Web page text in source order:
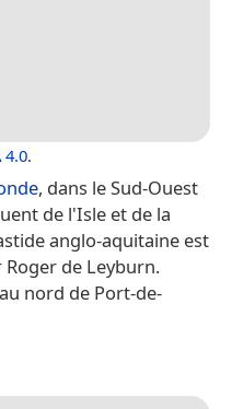
4.0.
, dans le Sud-Ouest
de l'Isle et de la
anglo-aquitaine est
de Leyburn.
nord de Port-de-